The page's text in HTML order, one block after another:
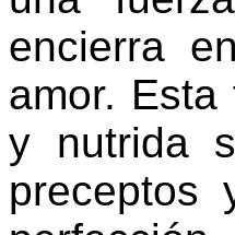
encierra
amor.
y nutrida